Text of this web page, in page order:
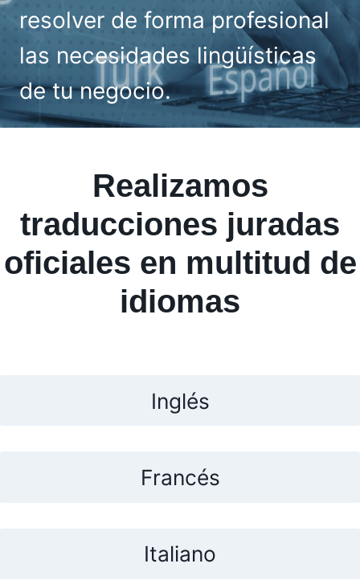
resolver de forma profesional
las necesidades lingüísticas
de tu negocio.
Realizamos
traducciones juradas
oficiales en multitud de
idiomas
Inglés
Francés
Italiano